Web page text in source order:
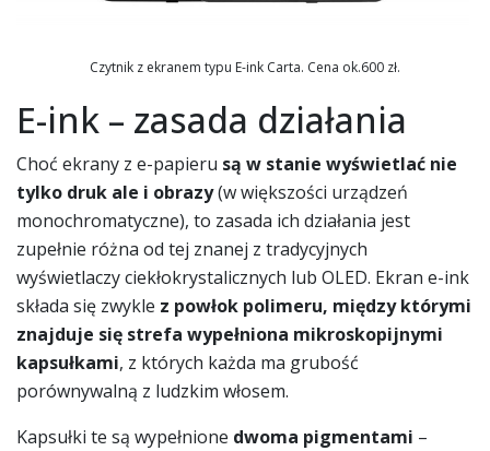
Czytnik z ekranem typu E-ink Carta. Cena ok.600 zł.
E-ink – zasada działania
Choć ekrany z e-papieru są w stanie wyświetlać nie
tylko druk ale i obrazy(w większości urządzeń
monochromatyczne), to zasada ich działania jest
zupełnie różna od tej znanej z tradycyjnych
wyświetlaczy ciekłokrystalicznych lub OLED. Ekran e-ink
składa się zwykle z powłok polimeru, między którymi
znajduje się strefa wypełniona mikroskopijnymi
kapsułkami, z których każda ma grubość
porównywalną z ludzkim włosem.
Kapsułki te są wypełnione dwoma pigmentami –